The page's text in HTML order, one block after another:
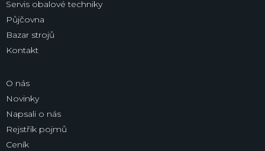
Servis obalové techniky
Půjčovna
Bazar strojů
Kontakt
O nás
Novinky
Napsali o nás
Rejstřík pojmů
Ceník